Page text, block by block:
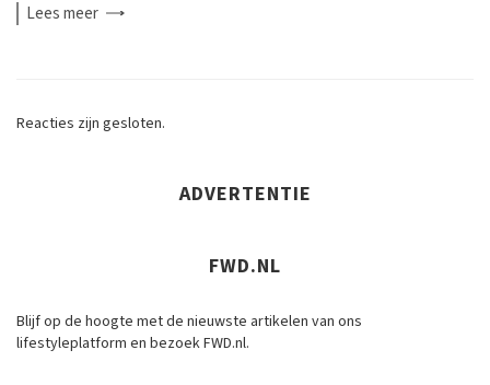
Leesmeer
Reacties zijn gesloten.
ADVERTENTIE
FWD.NL
Blijf op de hoogte met de nieuwste artikelen van ons
lifestyleplatform en bezoek FWD.nl.